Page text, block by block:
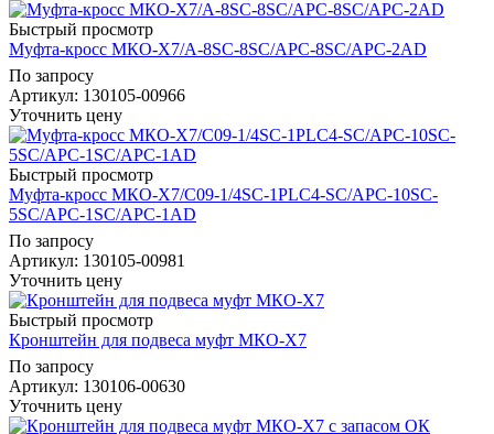
Быстрый просмотр
Муфта-кросс МКО-Х7/A-8SC-8SC/APC-8SC/APC-2AD
По запросу
Артикул: 130105-00966
Уточнить цену
Быстрый просмотр
Муфта-кросс МКО-Х7/С09-1/4SC-1PLC4-SC/APC-10SC-
5SC/APC-1SC/APC-1AD
По запросу
Артикул: 130105-00981
Уточнить цену
Быстрый просмотр
Кронштейн для подвеса муфт МКО-Х7
По запросу
Артикул: 130106-00630
Уточнить цену